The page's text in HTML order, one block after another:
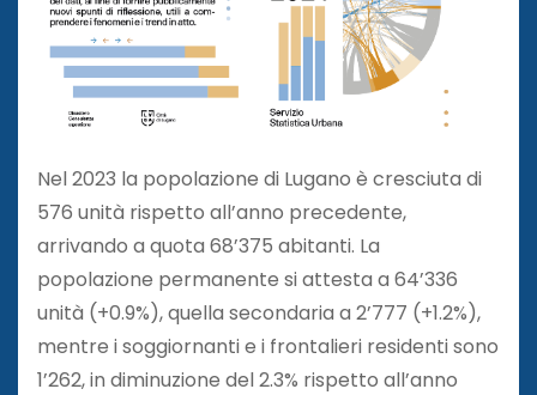
Nel 2023 la popolazione di Lugano è cresciuta di
576 unità rispetto all’anno precedente,
arrivando a quota 68’375 abitanti. La
popolazione permanente si attesta a 64’336
unità (+0.9%), quella secondaria a 2’777 (+1.2%),
mentre i soggiornanti e i frontalieri residenti sono
1’262, in diminuzione del 2.3% rispetto all’anno